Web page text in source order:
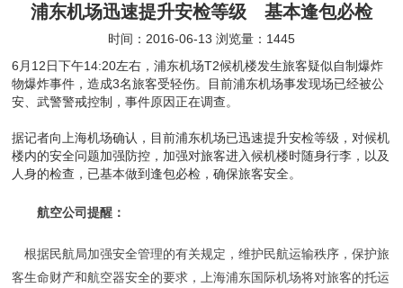
浦东机场迅速提升安检等级 基本逢包必检
时间：2016-06-13 浏览量：1445
6月12日下午14:20左右，浦东机场T2候机楼发生旅客疑似自制爆炸
物爆炸事件，造成3名旅客受轻伤。目前浦东机场事发现场已经被公
安、武警警戒控制，事件原因正在调查。
据记者向上海机场确认，目前浦东机场已迅速提升安检等级，对候机
楼内的安全问题加强防控，加强对旅客进入候机楼时随身行李，以及
人身的检查，已基本做到逢包必检，确保旅客安全。
航空公司提醒：
根据民航局加强安全管理的有关规定，维护民航运输秩序，保护旅
客生命财产和航空器安全的要求，上海浦东国际机场将对旅客的托运